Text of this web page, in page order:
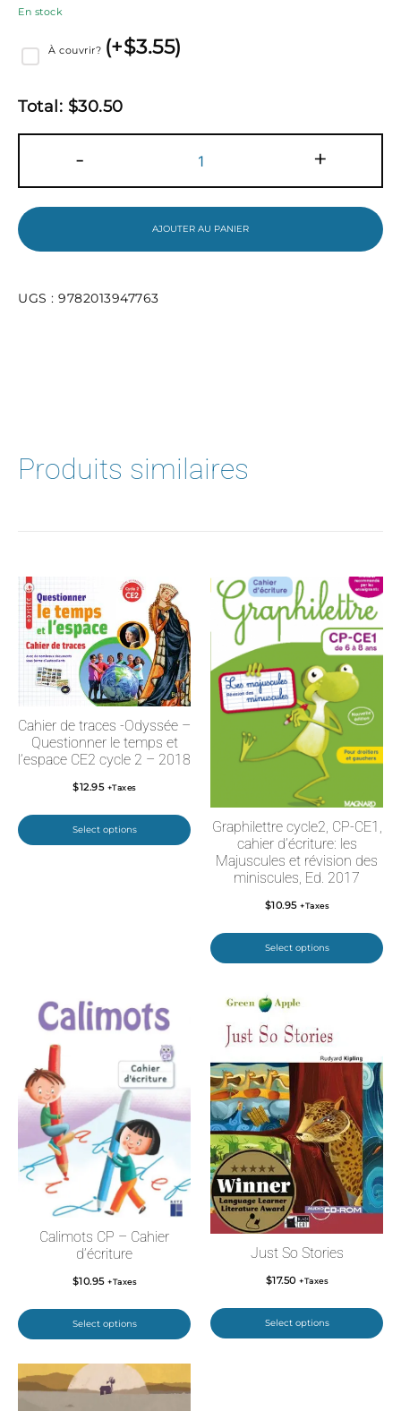
En stock
À couvrir? (+$3.55)
Total: $30.50
-
de
&
Compagnie
-
de
+
AJOUTER AU PANIER
UGS : 9782013947763
Produits similaires
Cahier de traces -Odyssée –
Questionner le temps et
l’espace CE2 cycle 2 – 2018
$12.95 +Taxes
Select options
Graphilettre cycle2, CP-CE1,
cahier d’écriture: les
Majuscules et révision des
miniscules, Ed. 2017
$10.95 +Taxes
Select options
Calimots CP – Cahier
d’écriture
$10.95 +Taxes
Select options
Just So Stories
$17.50 +Taxes
Select options